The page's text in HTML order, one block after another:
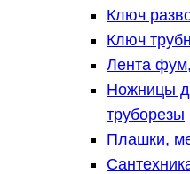
Ключ
Ключ
Лента
Ножницы
труборезы
Плашки,